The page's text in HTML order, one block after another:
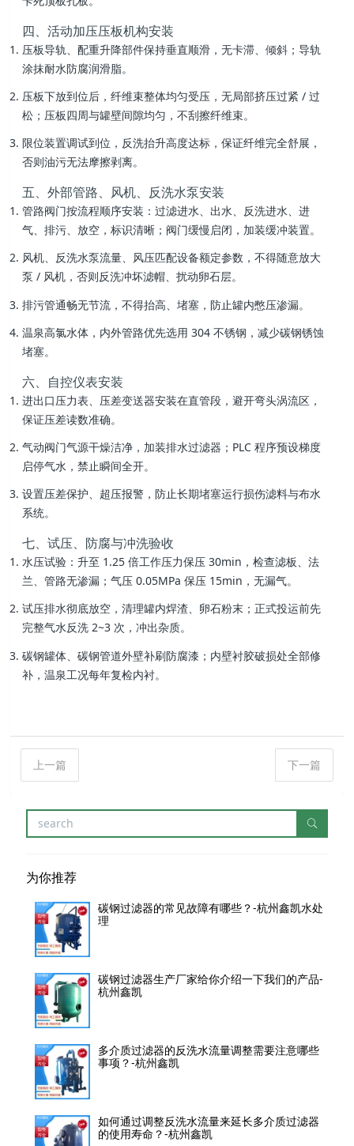
四、活动加压压板机构安装
压板导轨、配重升降部件保持垂直顺滑，无卡滞、倾斜；导轨
涂抹耐水防腐润滑脂。
压板下放到位后，纤维束整体均匀受压，无局部挤压过紧 / 过
松；压板四周与罐壁间隙均匀，不刮擦纤维束。
限位装置调试到位，反洗抬升高度达标，保证纤维完全舒展，
否则油污无法摩擦剥离。
五、外部管路、风机、反洗水泵安装
管路阀门按流程顺序安装：过滤进水、出水、反洗进水、进
气、排污、放空，标识清晰；阀门缓慢启闭，加装缓冲装置。
风机、反洗水泵流量、风压匹配设备额定参数，不得随意放大
泵 / 风机，否则反洗冲坏滤帽、扰动卵石层。
排污管通畅无节流，不得抬高、堵塞，防止罐内憋压渗漏。
温泉高氯水体，内外管路优先选用 304 不锈钢，减少碳钢锈蚀
堵塞。
六、自控仪表安装
进出口压力表、压差变送器安装在直管段，避开弯头涡流区，
保证压差读数准确。
气动阀门气源干燥洁净，加装排水过滤器；PLC 程序预设梯度
启停气水，禁止瞬间全开。
设置压差保护、超压报警，防止长期堵塞运行损伤滤料与布水
系统。
七、试压、防腐与冲洗验收
水压试验：升至 1.25 倍工作压力保压 30min，检查滤板、法
兰、管路无渗漏；气压 0.05MPa 保压 15min，无漏气。
试压排水彻底放空，清理罐内焊渣、卵石粉末；正式投运前先
完整气水反洗 2~3 次，冲出杂质。
碳钢罐体、碳钢管道外壁补刷防腐漆；内壁衬胶破损处全部修
补，温泉工况每年复检内衬。
上一篇 下一篇
为你推荐
碳钢过滤器的常见故障有哪些？-杭州鑫凯水处
理
碳钢过滤器生产厂家给你介绍一下我们的产品-
杭州鑫凯
多介质过滤器的反洗水流量调整需要注意哪些
事项？-杭州鑫凯
如何通过调整反洗水流量来延长多介质过滤器
的使用寿命？-杭州鑫凯